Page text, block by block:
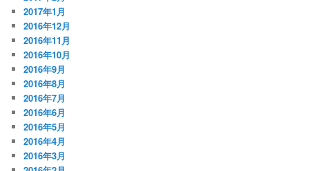
2017年1月
2016年12月
2016年11月
2016年10月
2016年9月
2016年8月
2016年7月
2016年6月
2016年5月
2016年4月
2016年3月